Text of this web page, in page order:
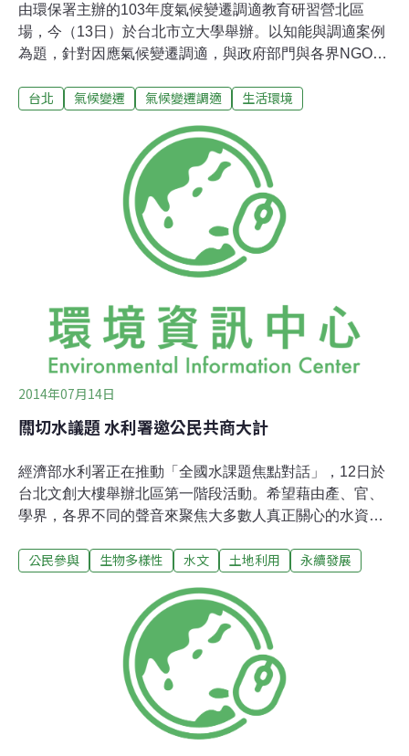
由環保署主辦的103年度氣候變遷調適教育研習營北區
場，今（13日）於台北市立大學舉辦。以知能與調適案例
為題，針對因應氣候變遷調適，與政府部門與各界NGO人
候變遷未來情境的假設就如同大學志願選填，成績單將由
委員會（IPCC）最新發表的AR5報告說明，假設各國並無
任何減量動作，21世紀末的二氧化碳濃度將高於
936ppm；平均地表增溫將為3.7℃；平均海平面上升量將
為63cm；RCP（大氣輻射力）指數將持續增加至8.5。邱
祈榮指出，平均氣溫上升、降雨分佈型態改變、極端事件
強度與頻率升高、颱風次數強度增加、海平面上升這五大
氣候變遷衝擊因子，將會帶給台灣六大衝擊，包含物種分
劇、健康威脅、農業損失。然而，調適其實並沒有想像中
的那麼複雜與困難。邱指出，其實
台北 氣候變遷 氣候變遷調適 生活環境
2014年07月14日
關切水議題 水利署邀公民共商大計
經濟部水利署正在推動「全國水課題焦點對話」，12日於
台北文創大樓舉辦北區第一階段活動。希望藉由產、官、
學界，各界不同的聲音來聚焦大多數人真正關心的水資源
長認為，水利署應該把心力、時間、金錢聚焦在大家關心
她參考第七屆世界水資源論壇的模式，舉辦了此公民論
壇。整場會議中，所有水利署官員幾乎不參與議事，而是
做為議事員，在各桌為大家介紹「防洪減災」、「永續水
資源」、「水與環境」、「水與科技」四項領域，讓大家
能更深刻了解各領域之背景，使桌員們能獲取相等的資
訊，以利交流討論。來參與的公民們也能自行寫下各自關
切的議題，由議事員協助結合與協調意見；各桌在四項領
公民參與 生物多樣性 水文 土地利用 永續發展